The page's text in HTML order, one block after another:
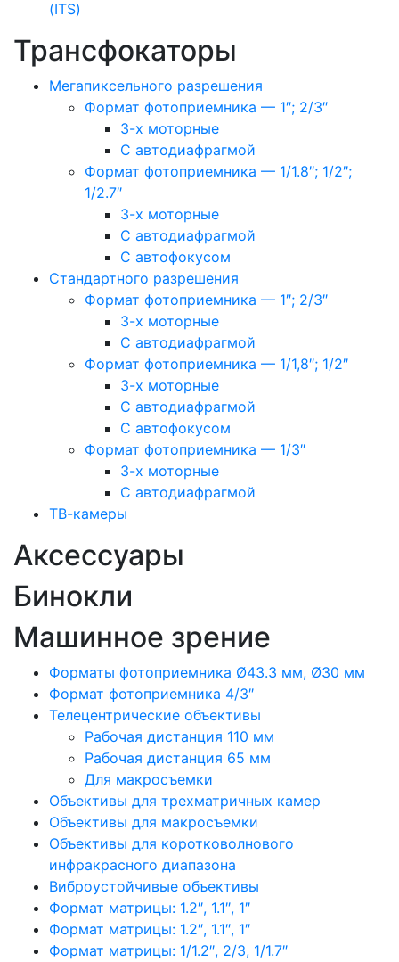
(ITS)
Трансфокаторы
Мегапиксельного разрешения
Формат фотоприемника — 1″; 2/3″
3-х моторные
С автодиафрагмой
Формат фотоприемника — 1/1.8″; 1/2″;
1/2.7″
3-х моторные
С автодиафрагмой
С автофокусом
Стандартного разрешения
Формат фотоприемника — 1″; 2/3″
3-х моторные
С автодиафрагмой
Формат фотоприемника — 1/1,8″; 1/2″
3-х моторные
С автодиафрагмой
С автофокусом
Формат фотоприемника — 1/3″
3-х моторные
С автодиафрагмой
ТВ-камеры
Аксессуары
Бинокли
Машинное зрение
Форматы фотоприемника Ø43.3 мм, Ø30 мм
Формат фотоприемника 4/3″
Телецентрические объективы
Рабочая дистанция 110 мм
Рабочая дистанция 65 мм
Для макросъемки
Объективы для трехматричных камер
Объективы для макросъемки
Объективы для коротковолнового
инфракрасного диапазона
Виброустойчивые объективы
Формат матрицы: 1.2″, 1.1″, 1″
Формат матрицы: 1.2″, 1.1″, 1″
Формат матрицы: 1/1.2″, 2/3, 1/1.7″